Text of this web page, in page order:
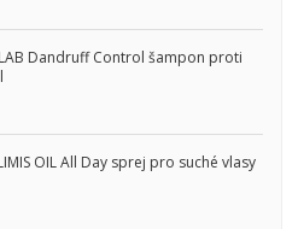
Dandruff Control šampon proti
OIL All Day sprej pro suché vlasy